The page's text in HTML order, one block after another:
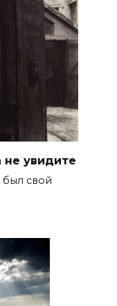
не увидите
был свой